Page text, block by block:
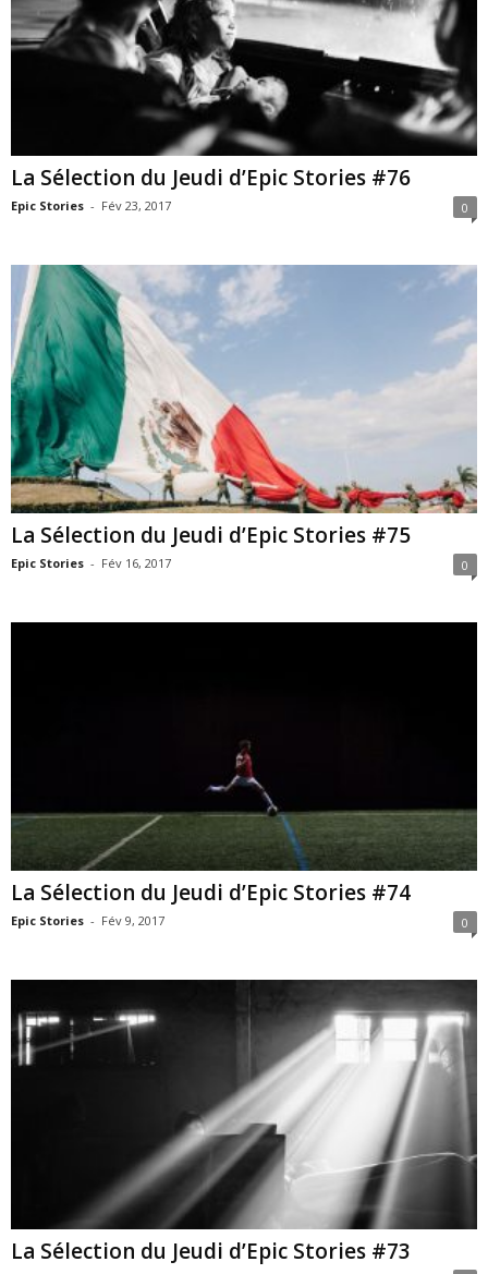
La Sélection du Jeudi d’Epic Stories #76
Epic Stories - Fév 23, 2017 0
La Sélection du Jeudi d’Epic Stories #75
Epic Stories - Fév 16, 2017 0
La Sélection du Jeudi d’Epic Stories #74
Epic Stories - Fév 9, 2017 0
La Sélection du Jeudi d’Epic Stories #73